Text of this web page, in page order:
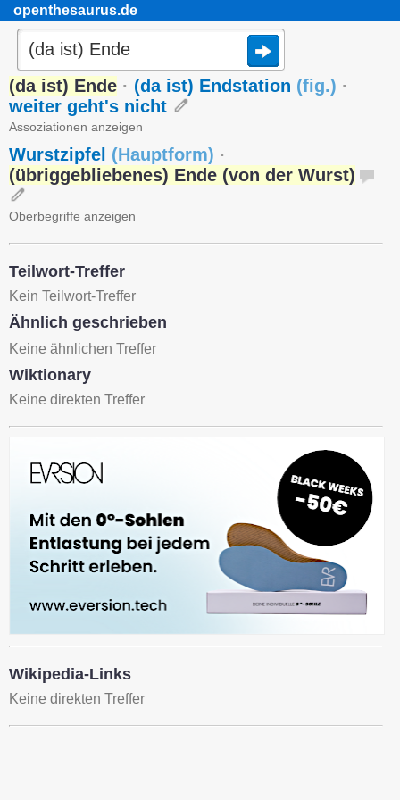
openthesaurus.de
(da ist) Ende · (da ist) Endstation (fig.) ·
weiter geht's nicht
Assoziationen anzeigen
Wurstzipfel (Hauptform) ·
(übriggebliebenes) Ende (von der Wurst)
Oberbegriffe anzeigen
Teilwort-Treffer
Kein Teilwort-Treffer
Ähnlich geschrieben
Keine ähnlichen Treffer
Wiktionary
Keine direkten Treffer
Wikipedia-Links
Keine direkten Treffer